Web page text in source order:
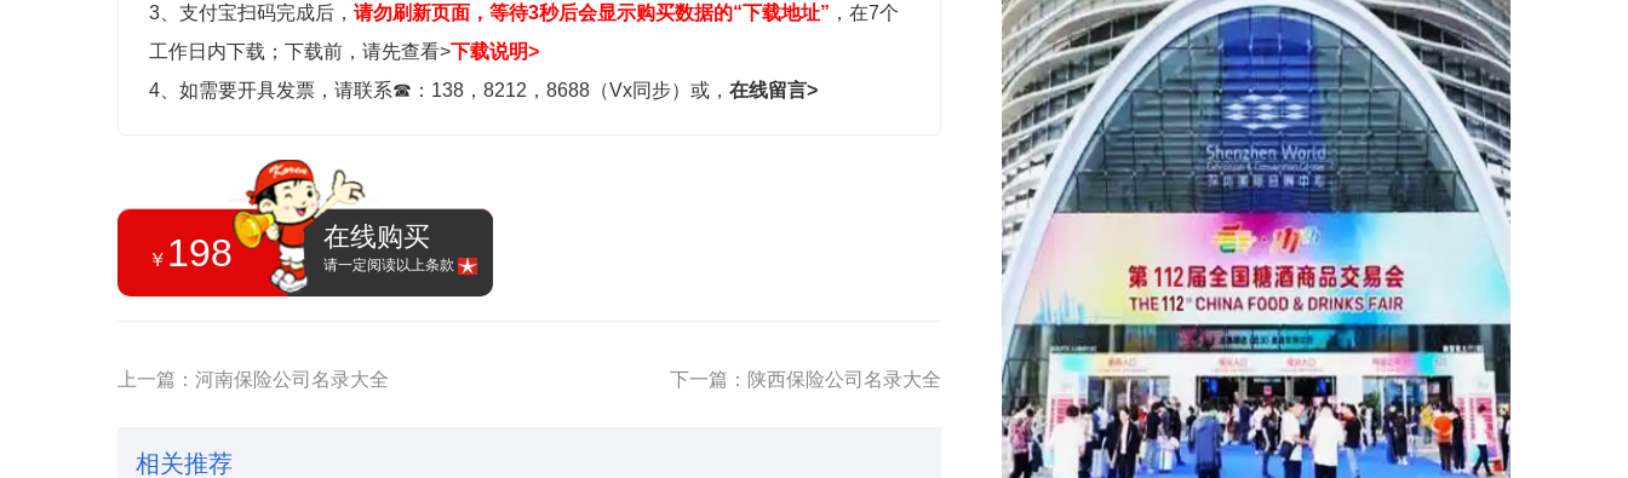
3、支付宝扫码完成后， 请勿刷新页面，等待3秒后会显示购买数据的“下载地址” ，在7个
工作日内下载； 下载前，请先查看>下载说明>
4、如需要开具发票，请联系☎ ：138，8212，8688（Vx同步）或， 在线留言>
￥ 198 在线购买
请一定阅读以上条款
上一篇：河南保险公司名录大全 下一篇：陕西保险公司名录大全
相关推荐